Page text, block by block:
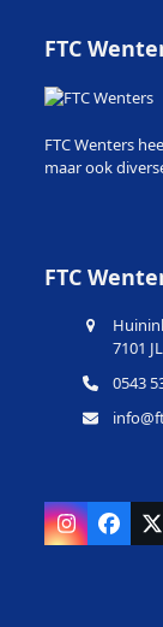
FTC
FTC Wenters
maar ook
FTC
7101
0543
Instagram
X